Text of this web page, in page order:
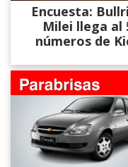
Encuesta:
Milei llega al
números de